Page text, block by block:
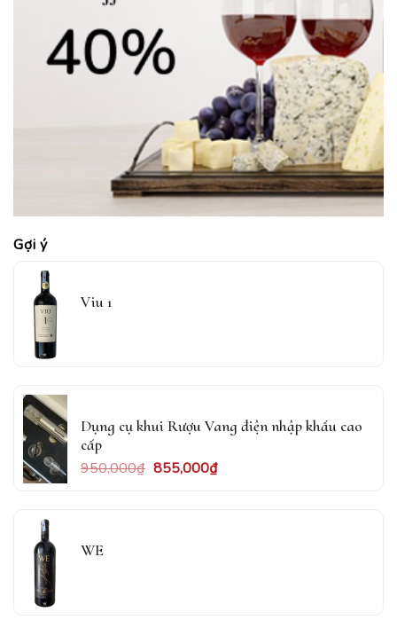
Gợi ý
Viu 1
Dụng cụ khui Rượu Vang điện nhập khẩu cao
cấp
950,000₫ 855,000₫
WE